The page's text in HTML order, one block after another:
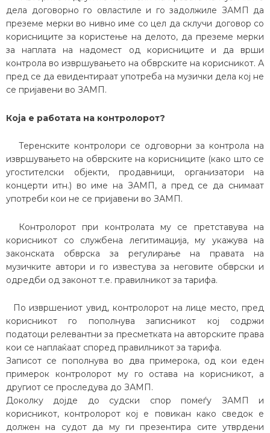
дела договорно го овластиле и го задолжиле ЗАМП да
преземе мерки во нивно име со цел да склучи договор со
корисниците за користење на делото, да преземе мерки
за наплата на надомест од корисниците и да врши
контрола во извршувањето на обврските на корисникот. А
пред се да евидентираат употреба на музички дела кој не
се пријавени во ЗАМП.
Која е работата на контролорот?
Теренските контролори се одговорни за контрола на
извршувањето на обврските на корисниците (како што се
угостителски објекти, продавници, организатори на
концерти итн.) во име на ЗАМП, а пред се да снимаат
употреби кои не се пријавени во ЗАМП.
Контролорот при контролата му се претставува на
корисникот со службена легитимација, му укажува на
законската обврска за регулирање на правата на
музичките автори и го известува за неговите обврски и
одредби од законот т.е. правилникот за тарифа.
По извршениот увид, контролорот на лице место, пред
корисникот го пополнува записникот кој содржи
податоци релевантни за пресметката на авторските права
кои се наплаќаат според правилникот за тарифа.
Записот се пополнува во два примерока, од кои еден
примерок контролорот му го остава на корисникот, а
другиот се проследува до ЗАМП.
Доколку дојде до судски спор помеѓу ЗАМП и
корисникот, контролорот кој е повикан како сведок е
должен на судот да му ги презентира сите утврдени